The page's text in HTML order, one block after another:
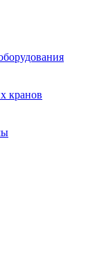
кранов